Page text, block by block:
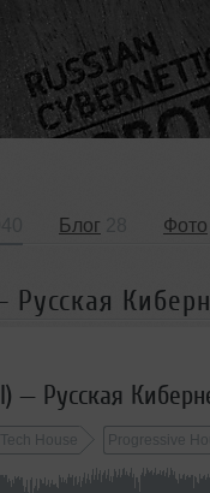
Блог Фото
— Русская
Tech House Progressive